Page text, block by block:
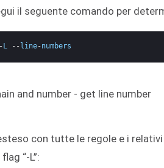
il seguente comando per
- L -- line-numbers
con tutte le regole e i
“-L”: